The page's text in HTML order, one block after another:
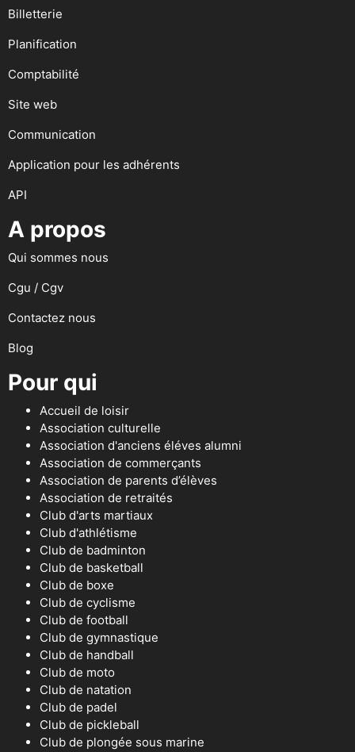
Billetterie
Planification
Comptabilité
Site web
Communication
Application pour les adhérents
API
A propos
Qui sommes nous
Cgu / Cgv
Contactez nous
Blog
Pour qui
Accueil de loisir
Association culturelle
Association d'anciens éléves alumni
Association de commerçants
Association de parents d’élèves
Association de retraités
Club d'arts martiaux
Club d'athlétisme
Club de badminton
Club de basketball
Club de boxe
Club de cyclisme
Club de football
Club de gymnastique
Club de handball
Club de moto
Club de natation
Club de padel
Club de pickleball
Club de plongée sous marine